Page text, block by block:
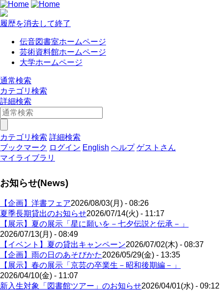
履歴を消去して終了
伝音図書室ホームページ
芸術資料館ホームページ
大学ホームページ
通常検索
カテゴリ検索
詳細検索
カテゴリ検索 詳細検索
ブックマーク ログイン English ヘルプ ゲストさん
マイライブラリ
お知らせ(News)
【企画】洋書フェア2026/08/03(月) - 08:26
夏季長期貸出のお知らせ2026/07/14(火) - 11:17
【展示】夏の展示「星に願いを－七夕伝説と伝承－」
2026/07/13(月) - 08:49
【イベント】夏の貸出キャンペーン2026/07/02(木) - 08:37
【企画】雨の日のあそびかた2026/05/29(金) - 13:35
【展示】春の展示「京芸の卒業生－昭和後期編－」
2026/04/10(金) - 11:07
新入生対象「図書館ツアー」のお知らせ2026/04/01(水) - 09:12